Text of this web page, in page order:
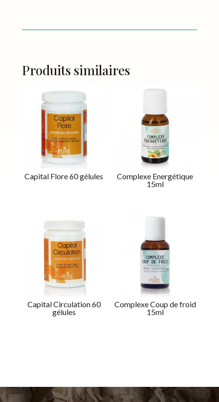
Produits similaires
Capital Flore 60 gélules
Complexe Energétique
15ml
Capital Circulation 60
gélules
Complexe Coup de froid
15ml